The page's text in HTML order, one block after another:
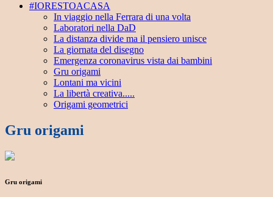
#IORESTOACASA
In viaggio nella Ferrara di una volta
Laboratori nella DaD
La distanza divide ma il pensiero unisce
La giornata del disegno
Emergenza coronavirus vista dai bambini
Gru origami
Lontani ma vicini
La libertà creativa.....
Origami geometrici
Gru origami
Gru origami